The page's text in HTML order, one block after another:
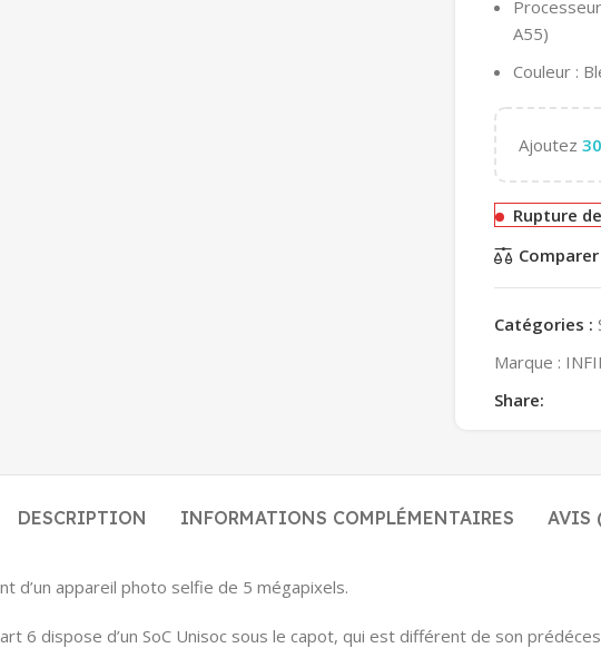
A55)
Couleur :
Ajoutez
Rupture
Comparer
Catégories :
Marque :
Share:
DESCRIPTION INFORMATIONS COMPLÉMENTAIRES AVIS
d’un appareil photo selfie de 5 mégapixels.
6 dispose d’un SoC Unisoc sous le capot, qui est différent de son